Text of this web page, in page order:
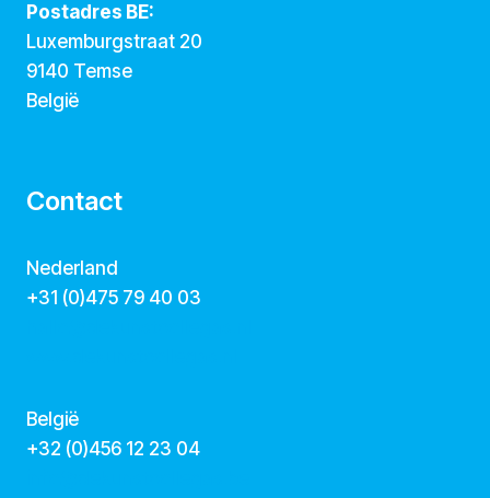
Postadres BE:
Luxemburgstraat 20
9140 Temse
België
Contact
Nederland
+31 (0)475 79 40 03
België
‭+32 (0)456 12 23 04‬